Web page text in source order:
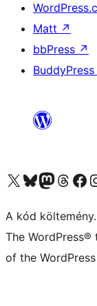
Matt ↗
bbPress ↗
BuddyPress
Visit our X (formerly Twitter) account
Visit our Bluesky account
Twitter
Visit our
A kód költemény.
The
of the